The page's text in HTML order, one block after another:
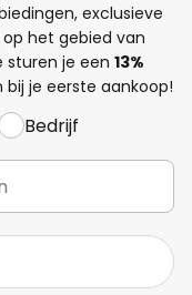
exclusieve
het gebied van
sturen je een 13%
je eerste aankoop!
Bedrijf